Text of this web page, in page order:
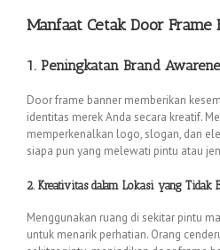
Manfaat Cetak Door Frame
1. Peningkatan Brand
Door frame banner memberikan
identitas merek Anda secara kreatif.
memperkenalkan logo, slogan, dan
siapa pun yang melewati pintu atau
2. Kreativitas dalam Lokasi yang Tidak
Menggunakan ruang di sekitar pintu
untuk menarik perhatian. Orang